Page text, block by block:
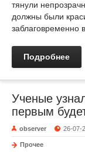
тянули
должны были
заблаговременно
Подробнее
Ученые
первым
observer 26-07-
Прочее